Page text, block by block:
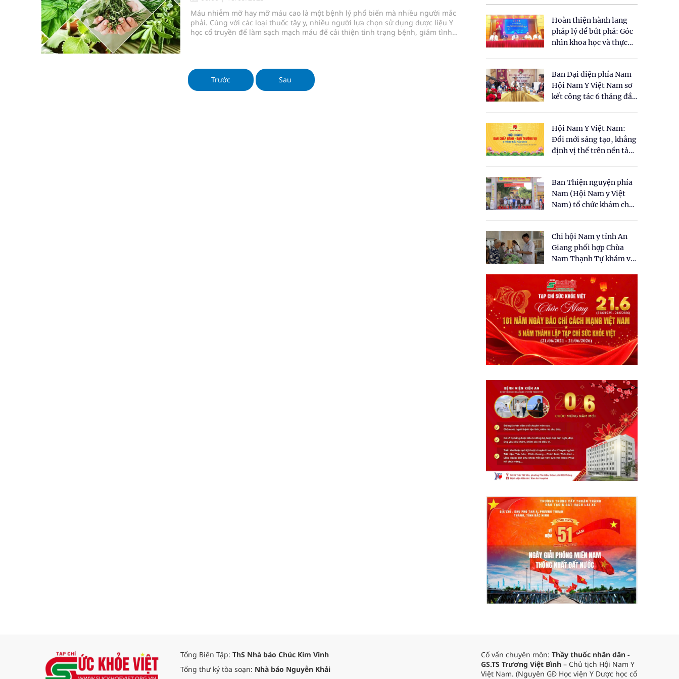
Quảng Trị: Phát huy vai trò của chính quyền địa phương hai cấp trong quản lý hoạt động nha khoa,
bảo vệ sức khỏe Nhân dân
Không chỉ cắt tóc, Đông Tây Barbershop dành nguồn lực cho môi trường và cộng đồng
Bệnh viện không được thu thêm tiền của người bệnh bảo hiểm y tế nếu không đăng ký khám theo yêu
Máu nhiễm mỡ hay mỡ máu cao là một bệnh lý phổ biến mà nhiều người mắc
phải. Cùng với các loại thuốc tây y, nhiều người lựa chọn sử dụng dược liệu Y
học cổ truyền để làm sạch mạch máu để cải thiện tình trạng bệnh, giảm tình
Trước Sau
Hoàn thiện hành lang
pháp lý để bứt phá: Góc
nhìn khoa học và thực
cho Luật Y dược cổ
truyền Việt Nam"
Ban Đại diện phía Nam
Hội Nam Y Việt Nam sơ
kết công tác 6 tháng đầu
Hội Nam Y Việt Nam:
Đổi mới sáng tạo, khẳng
định vị thế trên nền tảng
Ban Thiện nguyện phía
Nam (Hội Nam y Việt
Nam) tổ chức khám chữa
dân tại xã Tân Tập
Chi hội Nam y tỉnh An
Giang phối hợp Chùa
Nam Thạnh Tự khám và
nhân dân
Tổng Biên Tập: ThS Nhà báo Chúc Kim Vinh
Tổng thư ký tòa soạn: Nhà báo Nguyễn Khải
Cố vấn chuyên môn: Thầy thuốc nhân dân -
GS.TS Trương Việt Bình – Chủ tịch Hội Nam Y
Việt Nam. (Nguyên GĐ Học viện Y Dược học cổ